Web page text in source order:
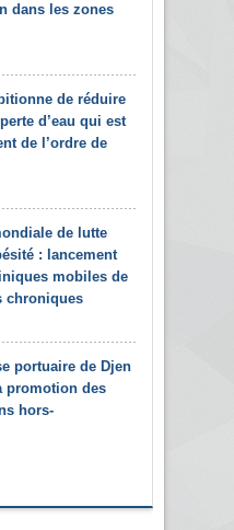
dans les zones
de réduire
d’eau qui est
de l’ordre de
de lutte
: lancement
mobiles de
chroniques
portuaire de Djen
promotion des
hors-